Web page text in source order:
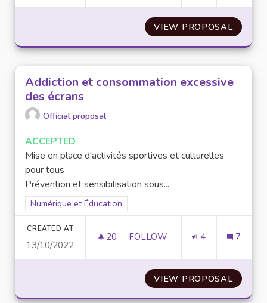
VIEW PROPOSAL
Addiction et consommation excessive
des écrans
Official proposal
ACCEPTED
Mise en place d'activités sportives et culturelles
pour tous
Prévention et sensibilisation sous...
Filter results for scope: Numérique et Éducation
Numérique et Éducation
CREATED AT
13/10/2022
20 20 FOLLOWERS
FOLLOW 4 7
VIEW PROPOSAL